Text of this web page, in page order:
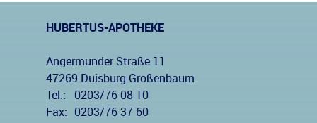
HUBERTUS-APOTHEKE
Angermunder Straße 11
47269 Duisburg-Großenbaum
Tel.:
0203/76 08 10
Fax:
0203/76 37 60